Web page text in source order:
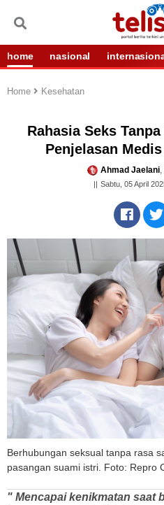
home nasional
Home Kesehatan
Rahasia Seks
Penjelasan
Ahmad Jaelani
Sabtu, 05 April
Berhubungan seksual tanpa rasa
pasangan suami istri. Foto: Repro
" Mencapai kenikmatan saat